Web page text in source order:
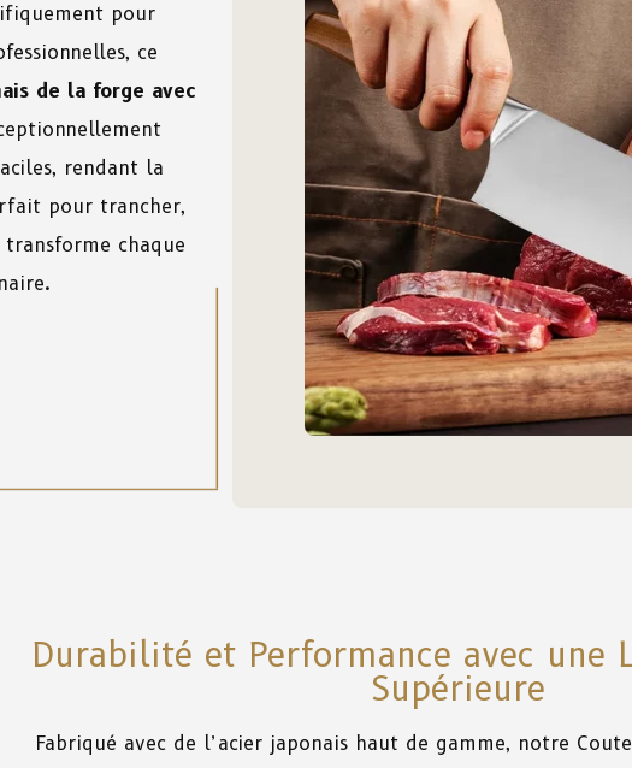
pour
ce
de la forge avec
rendant la
pour trancher,
chaque
Durabilité et Performance avec une
Supérieure
Fabriqué avec de l’acier japonais haut de gamme, notre